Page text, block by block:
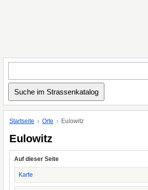
Startseite Orte Eulowitz
Eulowitz
Auf dieser Seite
Karte